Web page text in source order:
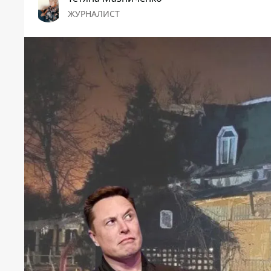
ЖУРНАЛИСТ